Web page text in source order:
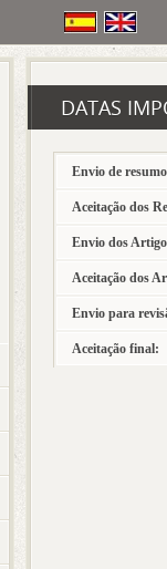
DATAS
Envio de
Aceitação dos
Envio dos
Aceitação dos
Envio para
Aceitação final: